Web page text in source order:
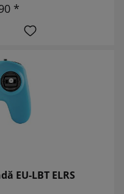
*
EU-LBT ELRS